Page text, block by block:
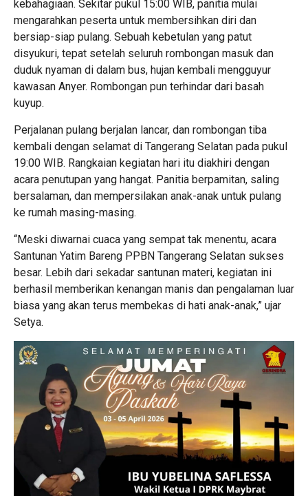
kebahagiaan. Sekitar pukul 15:00 WIB, panitia mulai
mengarahkan peserta untuk membersihkan diri dan
bersiap-siap pulang. Sebuah kebetulan yang patut
disyukuri, tepat setelah seluruh rombongan masuk dan
duduk nyaman di dalam bus, hujan kembali mengguyur
kawasan Anyer. Rombongan pun terhindar dari basah
kuyup.
Perjalanan pulang berjalan lancar, dan rombongan tiba
kembali dengan selamat di Tangerang Selatan pada pukul
19:00 WIB. Rangkaian kegiatan hari itu diakhiri dengan
acara penutupan yang hangat. Panitia berpamitan, saling
bersalaman, dan mempersilakan anak-anak untuk pulang
ke rumah masing-masing.
“Meski diwarnai cuaca yang sempat tak menentu, acara
Santunan Yatim Bareng PPBN Tangerang Selatan sukses
besar. Lebih dari sekadar santunan materi, kegiatan ini
berhasil memberikan kenangan manis dan pengalaman luar
biasa yang akan terus membekas di hati anak-anak,” ujar
Setya.